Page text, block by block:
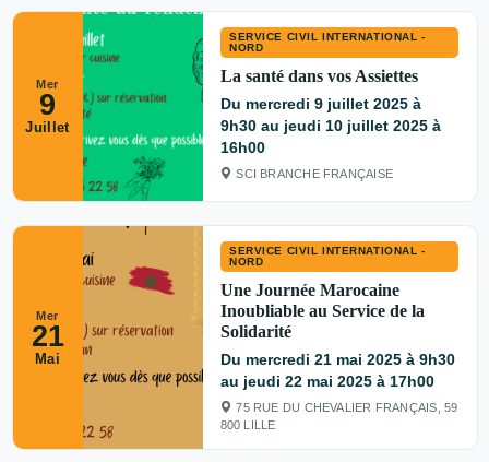
Mer
9
Juillet
SERVICE CIVIL INTERNATIONAL -
NORD
La santé dans vos Assiettes
Du mercredi 9 juillet 2025 à
9h30 au jeudi 10 juillet 2025 à
16h00
SCI BRANCHE FRANÇAISE
Mer
21
Mai
SERVICE CIVIL INTERNATIONAL -
NORD
Une Journée Marocaine
Inoubliable au Service de la
Solidarité
Du mercredi 21 mai 2025 à 9h30
au jeudi 22 mai 2025 à 17h00
75 RUE DU CHEVALIER FRANÇAIS, 59
800 LILLE